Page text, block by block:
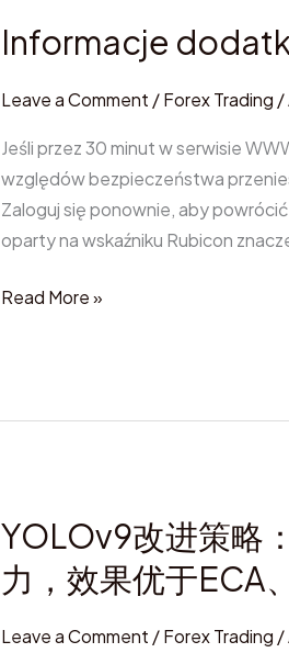
Informacje
Leave a Comment /Forex Trading /
Jeśli przez 30 minut w serwisie
względów bezpieczeństwa
Zaloguj się ponownie, aby
oparty na wskaźniku Rubicon
Informacje
34
Read More »
YOLOv9改进策略
力，效果优于ECA
Leave a Comment /Forex Trading /
YOLOv9
改
进